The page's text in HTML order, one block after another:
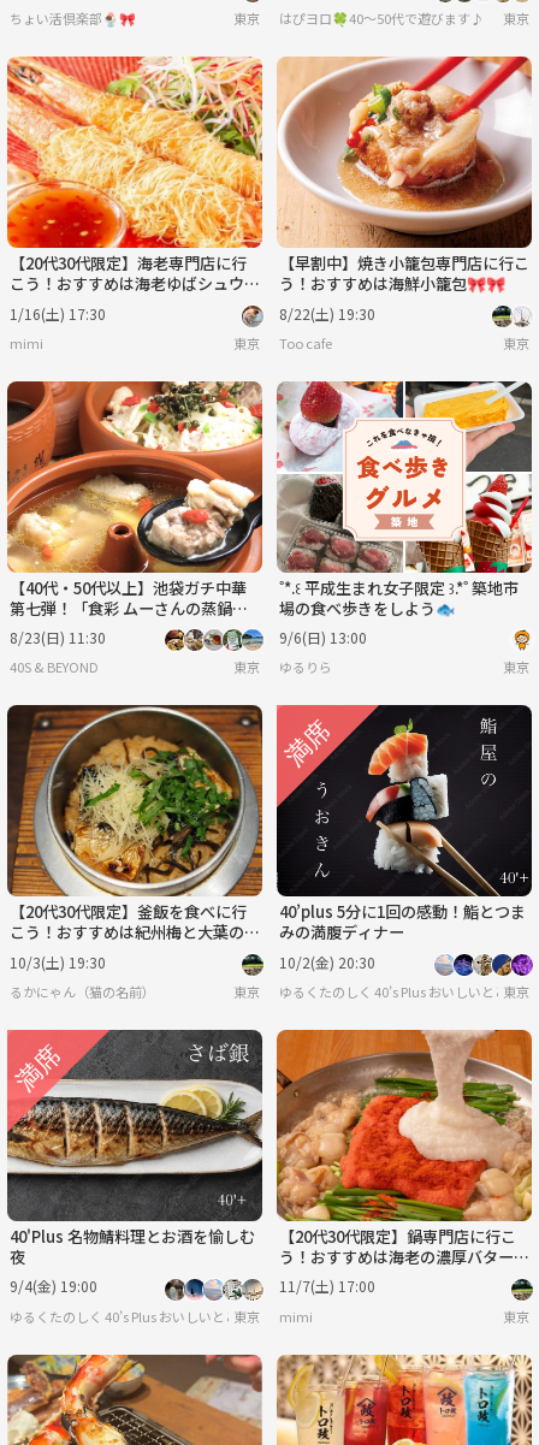
ちょい活倶楽部🍨🎀 東京 はぴヨロ🍀40〜50代で遊びます♪ 東京
【20代30代限定】海老専門店に行
こう！おすすめは海老ゆばシュウマ
イです🐽🐽
1/16(土) 17:30
mimi 東京
【早割中】焼き小籠包専門店に行こ
う！おすすめは海鮮小籠包🎀🎀
8/22(土) 19:30
Too cafe 東京
【40代・50代以上】池袋ガチ中華
第七弾！「食彩 ムーさんの蒸鍋
館」！
8/23(日) 11:30
40S & BEYOND 東京
˚*.꒰ 平成生まれ女子限定 ꒱.*˚ 築地市
場の食べ歩きをしよう🐟
9/6(日) 13:00
ゆるりら 東京
【20代30代限定】釜飯を食べに行
こう！おすすめは紀州梅と大葉の
蛸釜めしです🐽🐽
10/3(土) 19:30
るかにゃん（猫の名前） 東京
40’plus 5分に1回の感動！鮨とつま
みの満腹ディナー
10/2(金) 20:30
ゆるくたのしく 40’s Plus おいし
東京
40'Plus 名物鯖料理とお酒を愉しむ
夜
9/4(金) 19:00
ゆるくたのしく 40’s Plus おいしいとここちよい時間を
東京
【20代30代限定】鍋専門店に行こ
う！おすすめは海老の濃厚バター味
噌鍋🌸🌸
11/7(土) 17:00
mimi 東京